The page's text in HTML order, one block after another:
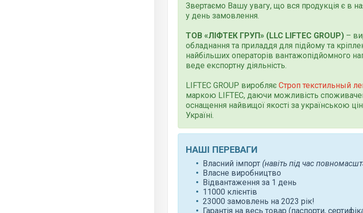
Звертаємо Вашу увагу, що вся продукція є в
у день замовлення.
ТОВ «ЛІФТЕК ГРУП» (LLC LIFTEC GROUP) –
обладнання та приладдя для підйому та
найбільших операторів вантажопідйомного
веде експортну діяльність.
LIFTEC GROUP виробляє Строп текстильный
маркою LIFTEC, даючи можливість
оснащення найвищої якості за українською
Україні.
НАШІ ПЕРЕВАГИ
Власний імпорт (навіть під час
Власне виробництво
Відвантаження за 1 день
11000 клієнтів
23000 замовлень на 2023 рік!
Гарантія на весь товар (паспорти,